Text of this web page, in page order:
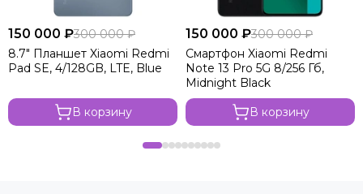
150 000 ₽300 000 ₽
8.7" Планшет Xiaomi Redmi
Pad SE, 4/128GB, LTE, Blue
В корзину
150 000 ₽300 000 ₽
Смартфон Xiaomi Rеdmi
Note 13 Pro 5G 8/256 Гб,
Midnight Black
В корзину